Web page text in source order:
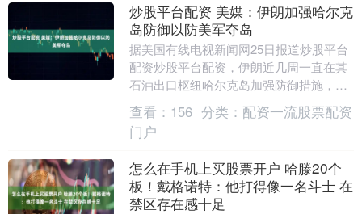
炒股平台配资 美媒：伊朗加强哈尔克
岛防御以防美军夺岛
据美国有线电视新闻网25日报道炒股平台
配资炒股平台配资，伊朗近几周一直在其
石油出口枢纽哈尔克岛加强防御措施，增
派防空部队等兵力，以防备美军可能为夺
取该岛而发起军....
查看： 156 分类： 配资一流股票配资
门户
怎么在手机上买股票开户 哈滕20个
板！戴格诺特：他打得像一名斗士 在
禁区存在感十足